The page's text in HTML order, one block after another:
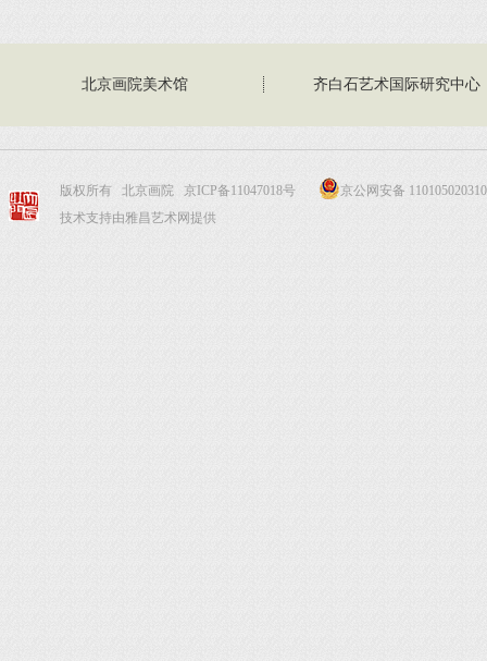
北京画院美术馆 齐白石艺术国际研究中心
版权所有 北京画院 京ICP备11047018号
京公网安备
技术支持由雅昌艺术网提供